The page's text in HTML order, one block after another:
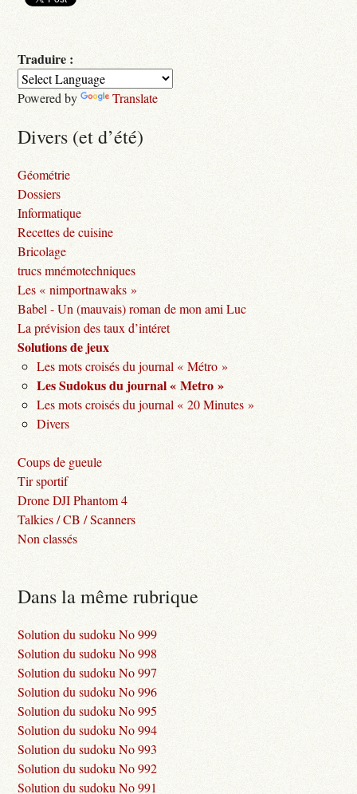
Traduire :
Powered by Translate
Divers (et d’été)
Géométrie
Dossiers
Informatique
Recettes de cuisine
Bricolage
trucs mnémotechniques
Les « nimportnawaks »
Babel - Un (mauvais) roman de mon ami Luc
La prévision des taux d’intéret
Solutions de jeux
Les mots croisés du journal « Métro »
Les Sudokus du journal « Metro »
Les mots croisés du journal « 20 Minutes »
Divers
Coups de gueule
Tir sportif
Drone DJI Phantom 4
Talkies / CB / Scanners
Non classés
Dans la même rubrique
Solution du sudoku No 999
Solution du sudoku No 998
Solution du sudoku No 997
Solution du sudoku No 996
Solution du sudoku No 995
Solution du sudoku No 994
Solution du sudoku No 993
Solution du sudoku No 992
Solution du sudoku No 991